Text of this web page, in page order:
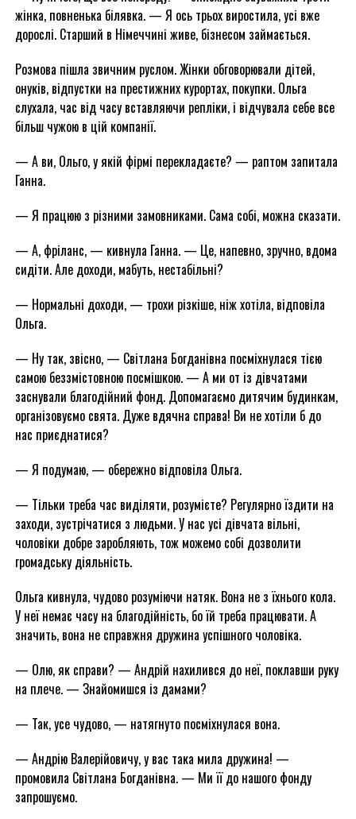
жінка, повненька білявка. — Я ось трьох виростила, усі вже
дорослі. Старший в Німеччині живе, бізнесом займається.
Розмова пішла звичним руслом. Жінки обговорювали дітей,
онуків, відпустки на престижних курортах, покупки. Ольга
слухала, час від часу вставляючи репліки, і відчувала себе все
більш чужою в цій компанії.
— А ви, Ольго, у якій фірмі перекладаєте? — раптом запитала
Ганна.
— Я працюю з різними замовниками. Сама собі, можна сказати.
— А, фріланс, — кивнула Ганна. — Це, напевно, зручно, вдома
сидіти. Але доходи, мабуть, нестабільні?
— Нормальні доходи, — трохи різкіше, ніж хотіла, відповіла
Ольга.
— Ну так, звісно, — Світлана Богданівна посміхнулася тією
самою беззмістовною посмішкою. — А ми от із дівчатами
заснували благодійний фонд. Допомагаємо дитячим будинкам,
організовуємо свята. Дуже вдячна справа! Ви не хотіли б до
нас приєднатися?
— Я подумаю, — обережно відповіла Ольга.
— Тільки треба час виділяти, розумієте? Регулярно їздити на
заходи, зустрічатися з людьми. У нас усі дівчата вільні,
чоловіки добре заробляють, тож можемо собі дозволити
громадську діяльність.
Ольга кивнула, чудово розуміючи натяк. Вона не з їхнього кола.
У неї немає часу на благодійність, бо їй треба працювати. А
значить, вона не справжня дружина успішного чоловіка.
— Олю, як справи? — Андрій нахилився до неї, поклавши руку
на плече. — Знайомишся із дамами?
— Так, усе чудово, — натягнуто посміхнулася вона.
— Андрію Валерійовичу, у вас така мила дружина! —
промовила Світлана Богданівна. — Ми її до нашого фонду
запрошуємо.